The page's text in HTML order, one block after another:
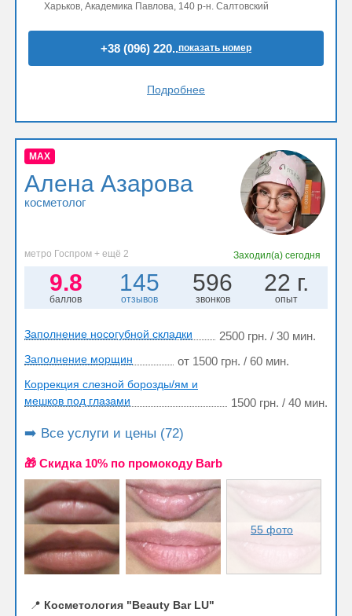
Харьков, Академика Павлова, 140 р-н. Салтовский
+38 (096) 220..показать номер
Подробнее
MAX
Алена Азарова
косметолог
метро Госпром + ещё 2 Заходил(а)сегодня
9.8
баллов
145
отзывов
596
звонков
22 г.
опыт
Заполнение носогубной складки 2500 грн. / 30 мин.
Заполнение морщин от 1500 грн. / 60 мин.
Коррекция слезной борозды/ям и
мешков под глазами
1500 грн. / 40 мин.
➡️ Все услуги и цены (72)
🎁 Cкидка 10% по промокоду Barb
55 фото
📍 Косметология "Beauty Bar LU"